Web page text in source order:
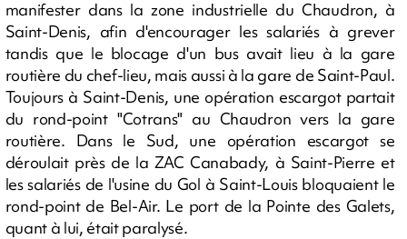
manifester dans la zone industrielle du Chaudron, à
Saint-Denis, afin d'encourager les salariés à grever
tandis que le blocage d'un bus avait lieu à la gare
routière du chef-lieu, mais aussi à la gare de Saint-Paul.
Toujours à Saint-Denis, une opération escargot partait
du rond-point "Cotrans" au Chaudron vers la gare
routière. Dans le Sud, une opération escargot se
déroulait près de la ZAC Canabady, à Saint-Pierre et
les salariés de l'usine du Gol à Saint-Louis bloquaient le
rond-point de Bel-Air. Le port de la Pointe des Galets,
quant à lui, était paralysé.